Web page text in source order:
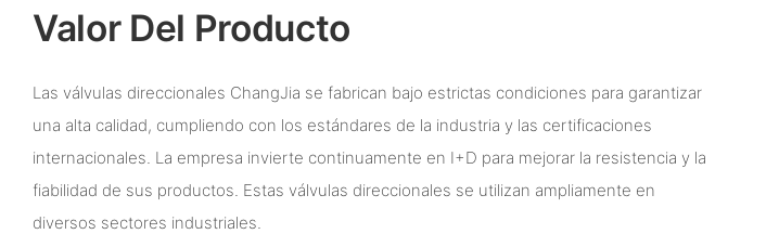
Valor Del Producto
Las válvulas direccionales ChangJia se fabrican bajo estrictas condiciones para garantizar
una alta calidad, cumpliendo con los estándares de la industria y las certificaciones
internacionales. La empresa invierte continuamente en I+D para mejorar la resistencia y la
fiabilidad de sus productos. Estas válvulas direccionales se utilizan ampliamente en
diversos sectores industriales.